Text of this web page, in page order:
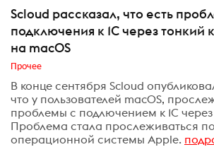
Scloud рассказал, что есть
подключения к 1С через тонкий
на macOS
Прочее
В конце сентября Scloud
что у пользователей macOS,
проблемы с подлючением к 1С через
Проблема стала прослеживаться
операционной системы Apple.